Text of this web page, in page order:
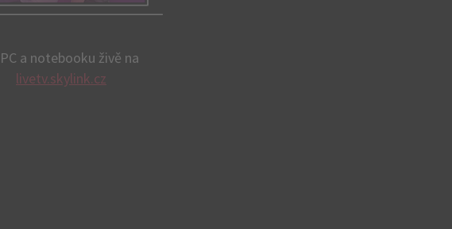
a notebooku živě na
livetv.skylink.cz